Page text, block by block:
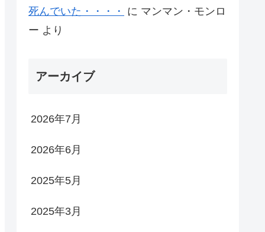
死んでいた・・・・
に マンマン・モンロ
ー より
アーカイブ
2026年7月
2026年6月
2025年5月
2025年3月